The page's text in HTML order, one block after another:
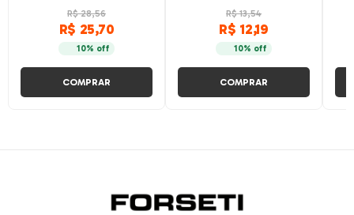
BASE 30 E 40
R$ 28,56
R$ 25,70
10% off
COMPRAR
V-SLOT E T-SLOT - BASE
20
R$ 13,54
R$ 12,19
10% off
COMPRAR